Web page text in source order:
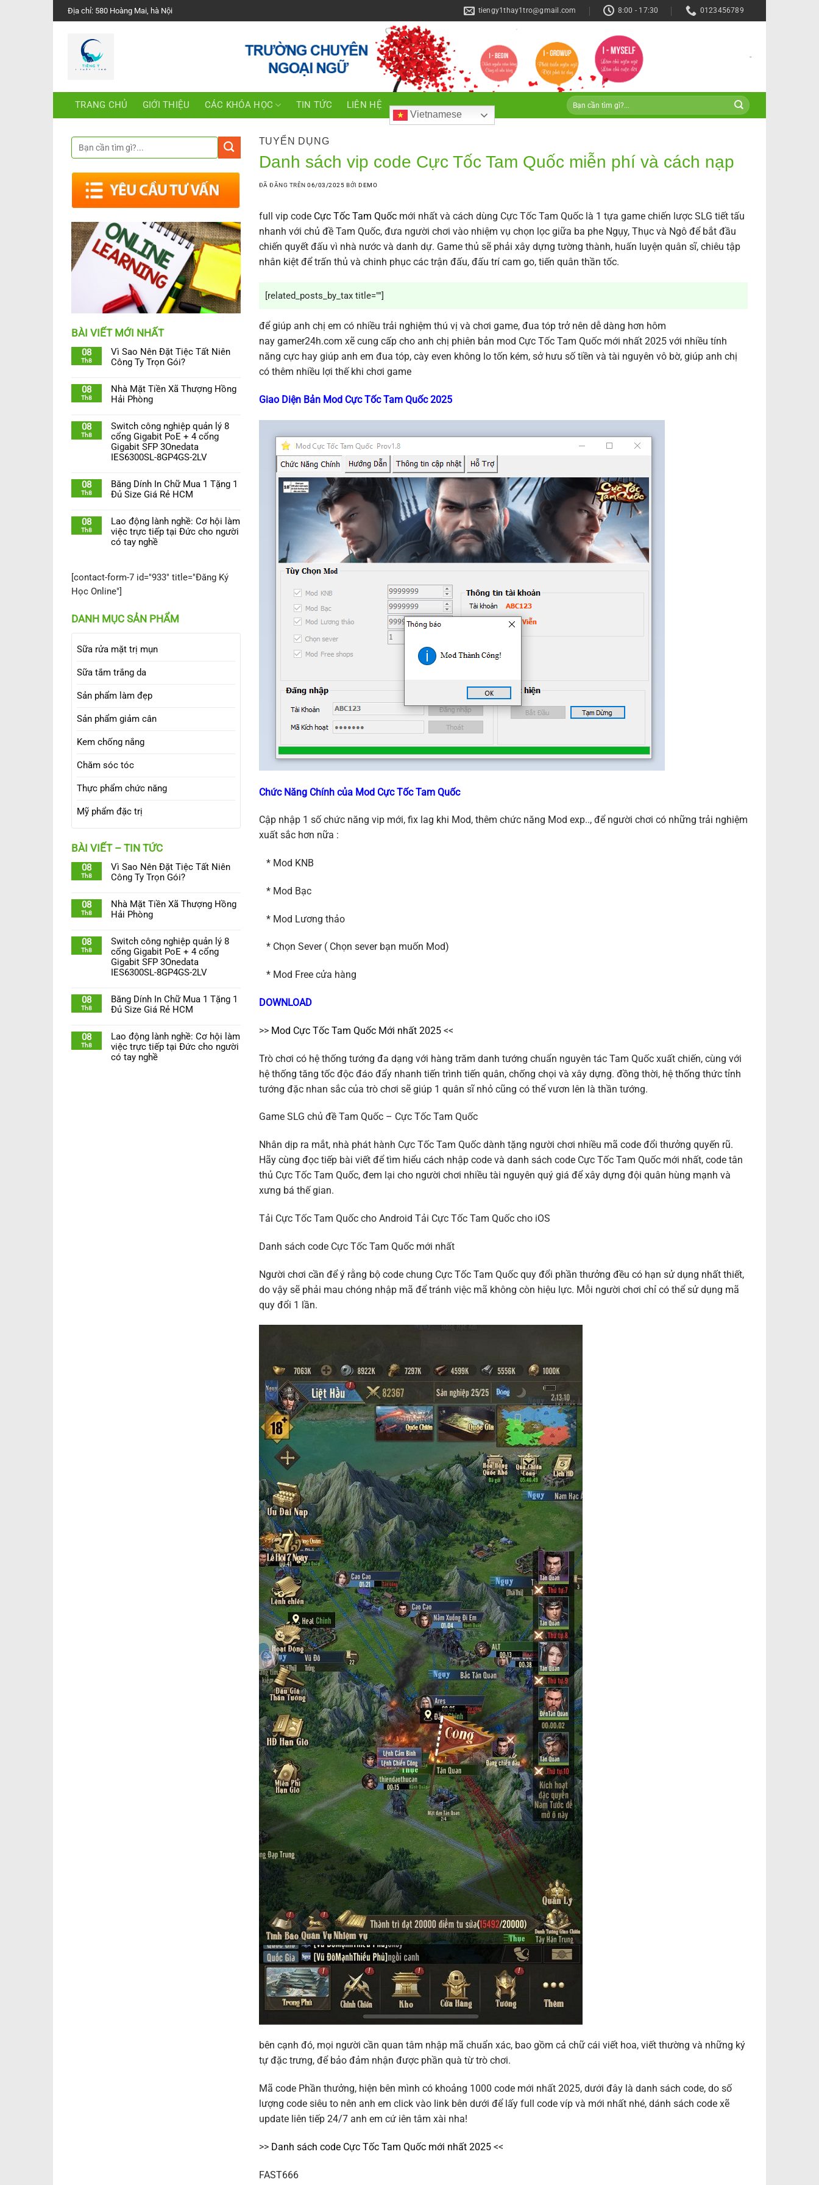
Chuyển
đến
Địa chỉ: 580 Hoàng Mai, hà Nội tiengy1thay1tro@gmail.com 8:00 - 17:30 0123456789
-
TRANG CHỦ GIỚI THIỆU CÁC KHÓA HỌC TIN TỨC LIÊN HỆ
Vietnamese
BÀI VIẾT MỚI NHẤT
08
Th8
Vì Sao Nên Đặt Tiệc Tất Niên
Công Ty Trọn Gói?
08
Th8
Nhà Mặt Tiền Xã Thượng Hồng
Hải Phòng
08
Th8
Switch công nghiệp quản lý 8
cổng Gigabit PoE + 4 cổng
Gigabit SFP 3Onedata
IES6300SL-8GP4GS-2LV
08
Th8
Băng Dính In Chữ Mua 1 Tặng 1
Đủ Size Giá Rẻ HCM
08
Th8
Lao động lành nghề: Cơ hội làm
việc trực tiếp tại Đức cho người
có tay nghề
[contact-form-7 id="933" title="Đăng Ký
Học Online"]
DANH MỤC SẢN PHẨM
Sữa rửa mặt trị mụn
Sữa tắm trắng da
Sản phẩm làm đẹp
Sản phẩm giảm cân
Kem chống nắng
Chăm sóc tóc
Thực phẩm chức năng
Mỹ phẩm đặc trị
BÀI VIẾT – TIN TỨC
08
Th8
Vì Sao Nên Đặt Tiệc Tất Niên
Công Ty Trọn Gói?
08
Th8
Nhà Mặt Tiền Xã Thượng Hồng
Hải Phòng
08
Th8
Switch công nghiệp quản lý 8
cổng Gigabit PoE + 4 cổng
Gigabit SFP 3Onedata
IES6300SL-8GP4GS-2LV
08
Th8
Băng Dính In Chữ Mua 1 Tặng 1
Đủ Size Giá Rẻ HCM
08
Th8
Lao động lành nghề: Cơ hội làm
việc trực tiếp tại Đức cho người
có tay nghề
TUYỂN DỤNG
Danh sách vip code Cực Tốc Tam Quốc miễn phí và cách nạp
ĐÃ ĐĂNG TRÊN06/03/2025 BỞIDEMO
full vip code Cực Tốc Tam Quốcmới nhất và cách dùng Cực Tốc Tam Quốc là 1 tựa game chiến lược SLG tiết tấu
nhanh với chủ đề Tam Quốc, đưa người chơi vào nhiệm vụ chọn lọc giữa ba phe Ngụy, Thục và Ngô để bắt đầu
chiến quyết đấu vì nhà nước và danh dự. Game thủ sẽ phải xây dựng tường thành, huấn luyện quân sĩ, chiêu tập
nhân kiệt để trấn thủ và chinh phục các trận đấu, đấu trí cam go, tiến quân thần tốc.
[related_posts_by_tax title=""]
để giúp anh chị em có nhiều trải nghiệm thú vị và chơi game, đua tóp trở nên dễ dàng hơn hôm
nay gamer24h.com xẽ cung cấp cho anh chị phiên bản mod Cực Tốc Tam Quốc mới nhất 2025 với nhiều tính
năng cực hay giúp anh em đua tóp, cày even không lo tốn kém, sở hưu số tiền và tài nguyên vô bờ, giúp anh chị
có thêm nhiều lợi thế khi chơi game
Giao Diện Bản Mod Cực Tốc Tam Quốc 2025
Chức Năng Chính của Mod Cực Tốc Tam Quốc
Cập nhập 1 số chức năng vip mới, fix lag khi Mod, thêm chức năng Mod exp.., để người chơi có những trải nghiệm
xuất sắc hơn nữa :
* Mod KNB
* Mod Bạc
* Mod Lương thảo
* Chọn Sever ( Chọn sever bạn muốn Mod)
* Mod Free cửa hàng
DOWNLOAD
>> Mod Cực Tốc Tam Quốc Mới nhất 2025<<
Trò chơi có hệ thống tướng đa dạng với hàng trăm danh tướng chuẩn nguyên tác Tam Quốc xuất chiến, cùng với
hệ thống tăng tốc độc đáo đẩy nhanh tiến trình tiến quân, chống chọi và xây dựng. đồng thời, hệ thống thức tỉnh
tướng đặc nhan sắc của trò chơi sẽ giúp 1 quân sĩ nhỏ cũng có thể vươn lên là thần tướng.
Game SLG chủ đề Tam Quốc – Cực Tốc Tam Quốc
Nhân dịp ra mắt, nhà phát hành Cực Tốc Tam Quốc dành tặng người chơi nhiều mã code đổi thưởng quyến rũ.
Hãy cùng đọc tiếp bài viết để tìm hiểu cách nhập code và danh sách code Cực Tốc Tam Quốc mới nhất, code tân
thủ Cực Tốc Tam Quốc, đem lại cho người chơi nhiều tài nguyên quý giá để xây dựng đội quân hùng mạnh và
xưng bá thế gian.
Tải Cực Tốc Tam Quốc cho Android Tải Cực Tốc Tam Quốc cho iOS
Danh sách code Cực Tốc Tam Quốc mới nhất
Người chơi cần để ý rằng bộ code chung Cực Tốc Tam Quốc quy đổi phần thưởng đều có hạn sử dụng nhất thiết,
do vậy sẽ phải mau chóng nhập mã để tránh việc mã không còn hiệu lực. Mỗi người chơi chỉ có thể sử dụng mã
quy đổi 1 lần.
bên cạnh đó, mọi người cần quan tâm nhập mã chuẩn xác, bao gồm cả chữ cái viết hoa, viết thường và những ký
tự đặc trưng, để bảo đảm nhận được phần quà từ trò chơi.
Mã code Phần thưởng, hiện bên mình có khoảng 1000 code mới nhất 2025, dưới đây là danh sách code, do số
lượng code siêu to nên anh em click vào link bên dưới để lấy full code víp và mới nhất nhé, dánh sách code xẽ
update liên tiếp 24/7 anh em cứ iên tâm xài nha!
>> Danh sách code Cực Tốc Tam Quốc mới nhất 2025<<
FAST666